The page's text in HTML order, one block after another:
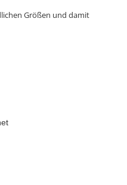
Größen und damit